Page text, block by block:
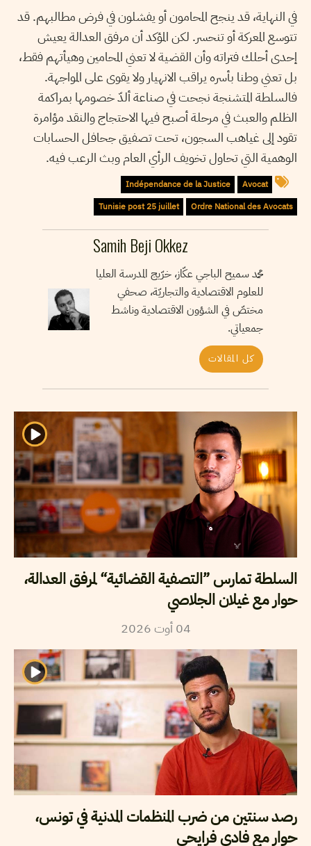
في النهاية، قد ينجح المحامون أو يفشلون في فرض مطالبهم. قد
تتوسع المعركة أو تنحسر. لكن المؤكد أن مرفق العدالة يعيش
إحدى أحلك فتراته وأن القضية لا تعني المحامين وهيأتهم فقط،
بل تعني وطنا بأسره يراقب الانهيار ولا يقوى على المواجهة.
فالسلطة المتشنجة نجحت في صناعة ألدّ خصومها بمراكمة
الظلم والعبث في مرحلة أصبح فيها الاحتجاج والنقد مؤامرة
تقود إلى غياهب السجون، تحت تصفيق جحافل الحسابات
الوهمية التي تحاول تخويف الرأي العام وبث الرعب فيه.
Avocat
Indépendance de la Justice
Ordre National des Avocats
Tunisie post 25 juillet
Samih Beji Okkez
محمد سميح الباجي عكّاز، خرّيج المدرسة العليا
للعلوم الاقتصادية والتجاريّة، صحفي
مختصّ في الشؤون الاقتصادية وناشط
جمعياتي.
كل المقالات
السلطة تمارس ”التصفية القضائية“ لمرفق العدالة،
حوار مع غيلان الجلاصي
04 أوت2026
رصد سنتين من ضرب المنظمات المدنية في تونس،
حوار مع فادي فرايحي